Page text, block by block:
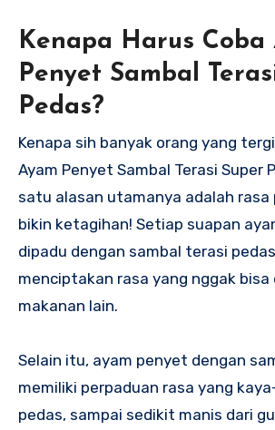
Kenapa Harus Coba
Penyet Sambal
Pedas?
Kenapa sih banyak orang yang
Ayam Penyet Sambal Terasi Super
satu alasan utamanya adalah rasa
bikin ketagihan! Setiap suapan
dipadu dengan sambal terasi
menciptakan rasa yang nggak
makanan lain.
Selain itu, ayam penyet dengan
memiliki perpaduan rasa yang
pedas, sampai sedikit manis dari